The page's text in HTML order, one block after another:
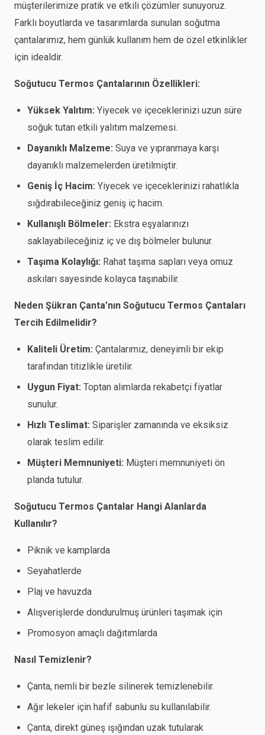
müşterilerimize pratik ve etkili çözümler sunuyoruz.
Farklı boyutlarda ve tasarımlarda sunulan soğutma
çantalarımız, hem günlük kullanım hem de özel etkinlikler
için idealdir.
Soğutucu Termos Çantalarının Özellikleri:
Yüksek Yalıtım: Yiyecek ve içeceklerinizi uzun süre
soğuk tutan etkili yalıtım malzemesi.
Dayanıklı Malzeme: Suya ve yıpranmaya karşı
dayanıklı malzemelerden üretilmiştir.
Geniş İç Hacim: Yiyecek ve içeceklerinizi rahatlıkla
sığdırabileceğiniz geniş iç hacim.
Kullanışlı Bölmeler: Ekstra eşyalarınızı
saklayabileceğiniz iç ve dış bölmeler bulunur.
Taşıma Kolaylığı: Rahat taşıma sapları veya omuz
askıları sayesinde kolayca taşınabilir.
Neden Şükran Çanta’nın Soğutucu Termos Çantaları
Tercih Edilmelidir?
Kaliteli Üretim: Çantalarımız, deneyimli bir ekip
tarafından titizlikle üretilir.
Uygun Fiyat: Toptan alımlarda rekabetçi fiyatlar
sunulur.
Hızlı Teslimat: Siparişler zamanında ve eksiksiz
olarak teslim edilir.
Müşteri Memnuniyeti: Müşteri memnuniyeti ön
planda tutulur.
Soğutucu Termos Çantalar Hangi Alanlarda
Kullanılır?
Piknik ve kamplarda
Seyahatlerde
Plaj ve havuzda
Alışverişlerde dondurulmuş ürünleri taşımak için
Promosyon amaçlı dağıtımlarda
Nasıl Temizlenir?
Çanta, nemli bir bezle silinerek temizlenebilir.
Ağır lekeler için hafif sabunlu su kullanılabilir.
Çanta, direkt güneş ışığından uzak tutularak